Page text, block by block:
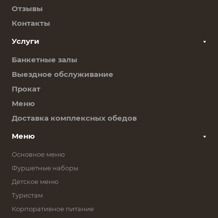
Отзывы
Контакты
Услуги
Банкетные залы
Выездное обслуживание
Прокат
Меню
Доставка комплексных обедов
Меню
Основное меню
Фуршетные наборы
Детское меню
Туристам
Корпоративное питание